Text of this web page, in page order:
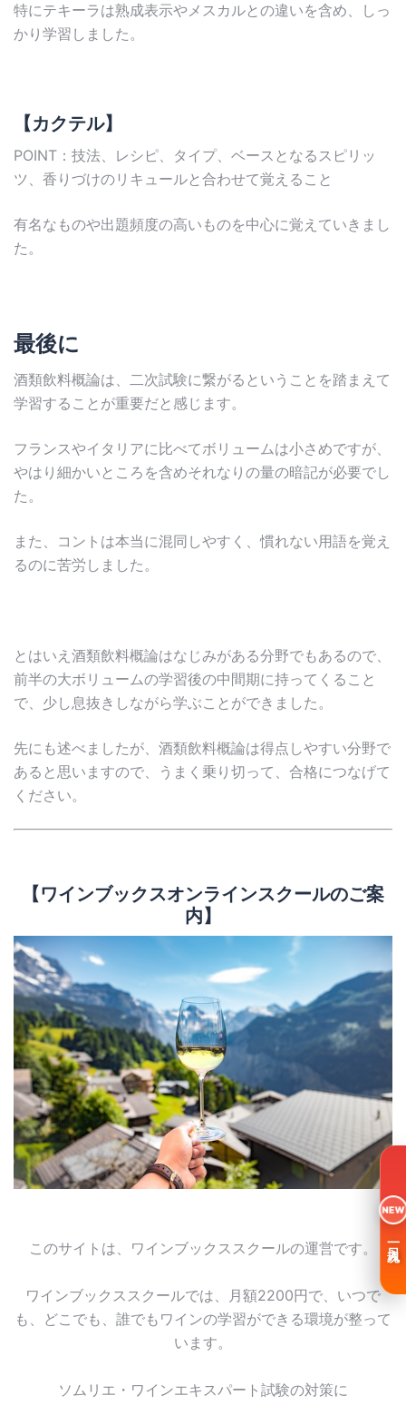
特にテキーラは熟成表示やメスカルとの違いを含め、しっ
かり学習しました。
【カクテル】
POINT：技法、レシピ、タイプ、ベースとなるスピリッ
ツ、香りづけのリキュールと合わせて覚えること
有名なものや出題頻度の高いものを中心に覚えていきまし
た。
最後に
酒類飲料概論は、二次試験に繋がるということを踏まえて
学習することが重要だと感じます。
フランスやイタリアに比べてボリュームは小さめですが、
やはり細かいところを含めそれなりの量の暗記が必要でし
た。
また、コントは本当に混同しやすく、慣れない用語を覚え
るのに苦労しました。
とはいえ酒類飲料概論はなじみがある分野でもあるので、
前半の大ボリュームの学習後の中間期に持ってくること
で、少し息抜きしながら学ぶことができました。
先にも述べましたが、酒類飲料概論は得点しやすい分野で
あると思いますので、うまく乗り切って、合格につなげて
ください。
【ワインブックスオンラインスクールのご案
内】
このサイトは、ワインブックススクールの運営です。
ワインブックススクールでは、月額2200円で、いつで
も、どこでも、誰でもワインの学習ができる環境が整って
います。
ソムリエ・ワインエキスパート試験の対策に
NEW